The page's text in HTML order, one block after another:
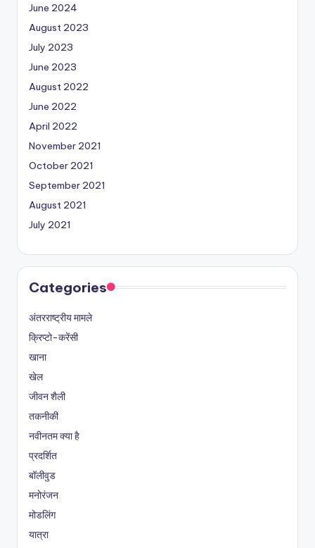
June 2024
August 2023
July 2023
June 2023
August 2022
June 2022
April 2022
November 2021
October 2021
September 2021
August 2021
July 2021
Categories
अंतरराष्ट्रीय मामले
क्रिप्टो-करेंसी
खाना
खेल
जीवन शैली
तकनीकी
नवीनतम क्या है
प्रदर्शित
बॉलीवुड
मनोरंजन
मोडलिंग
यात्रा